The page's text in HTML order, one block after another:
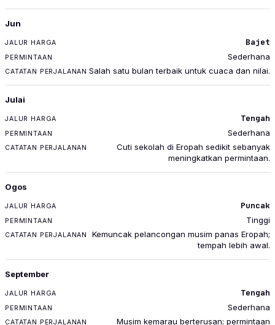
Jun
Bajet
Sederhana
Salah satu bulan terbaik untuk cuaca dan nilai.
Julai
Tengah
Sederhana
Cuti sekolah di Eropah sedikit sebanyak
meningkatkan permintaan.
Ogos
Puncak
Tinggi
Kemuncak pelancongan musim panas Eropah;
tempah lebih awal.
September
Tengah
Sederhana
Musim kemarau berterusan; permintaan